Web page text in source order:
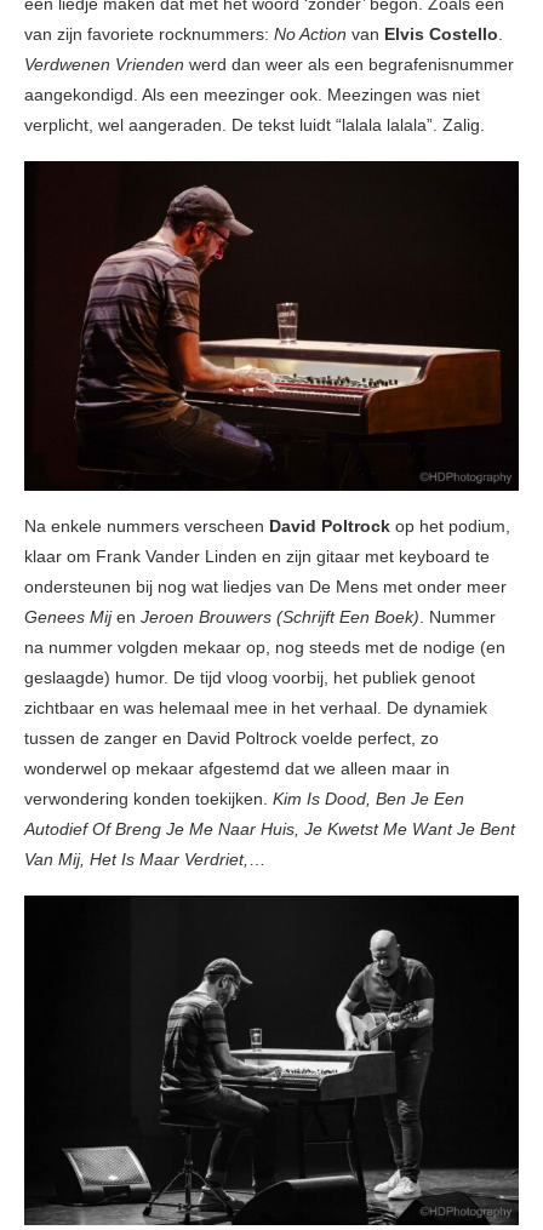
een liedje maken dat met het woord ‘zonder’ begon. Zoals één
van zijn favoriete rocknummers: No Action van Elvis Costello.
Verdwenen Vrienden werd dan weer als een begrafenisnummer
aangekondigd. Als een meezinger ook. Meezingen was niet
verplicht, wel aangeraden. De tekst luidt “lalala lalala”. Zalig.
Na enkele nummers verscheen David Poltrock op het podium,
klaar om Frank Vander Linden en zijn gitaar met keyboard te
ondersteunen bij nog wat liedjes van De Mens met onder meer
Genees Mijen Jeroen Brouwers (Schrijft Een Boek). Nummer
na nummer volgden mekaar op, nog steeds met de nodige (en
geslaagde) humor. De tijd vloog voorbij, het publiek genoot
zichtbaar en was helemaal mee in het verhaal. De dynamiek
tussen de zanger en David Poltrock voelde perfect, zo
wonderwel op mekaar afgestemd dat we alleen maar in
verwondering konden toekijken. Kim Is Dood, Ben Je Een
Autodief Of Breng Je Me Naar Huis, Je Kwetst Me Want Je Bent
Van Mij, Het Is Maar Verdriet,…